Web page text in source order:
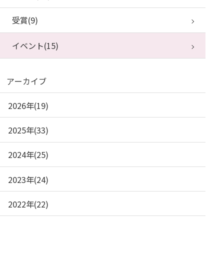
受賞(9)
イベント(15)
アーカイブ
2026年(19)
2025年(33)
2024年(25)
2023年(24)
2022年(22)